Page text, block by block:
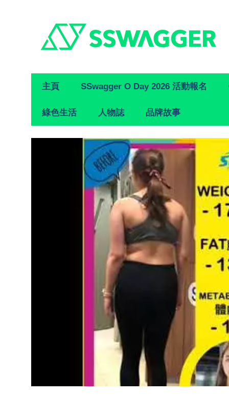
Primary
Navigation
主頁 SSwagger O Day 2026 活動報名
綠色生活 人物誌 品牌故事